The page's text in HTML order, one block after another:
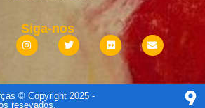
Siga-nos
© Copyright 2025 -
resevados.